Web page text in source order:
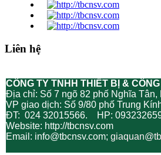
Liên hệ
CÔNG TY TNHH THIẾT BỊ &
Địa chỉ: Số 7 ngõ 82 phố Nghĩa
VP giao dịch: Số 9/80 phố Trung
ĐT: 024 32015566. HP:
Website: http://tbcnsv.com
Email: info@tbcnsv.com; giaquan